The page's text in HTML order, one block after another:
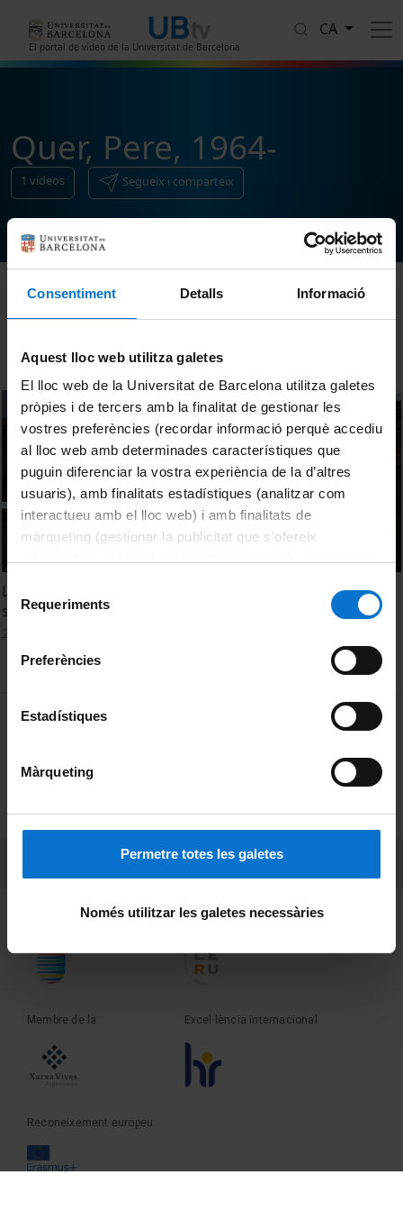
Consentiment Detalls Informació
Aquest lloc web utilitza galetes
El lloc web de la Universitat de Barcelona utilitza galetes
pròpies i de tercers amb la finalitat de gestionar les
vostres preferències (recordar informació perquè accediu
al lloc web amb determinades característiques que
puguin diferenciar la vostra experiència de la d’altres
usuaris), amb finalitats estadístiques (analitzar com
interactueu amb el lloc web) i amb finalitats de
màrqueting (gestionar la publicitat que s’ofereix
consultar laPolítica de galetes del lloc web de la
de Requeriments
Preferències
Estadístiques
Màrqueting
Permetre totes les galetes
Només utilitzar les galetes necessàries
El portal de vídeo de la Universitat de Barcelona
CA
Quer, Pere, 1964-
1 vídeos Segueix i comparteix
Ordenar
La semipresencialitat en el context de la Xarxa Vives:
situació actual i reptes de futur. Segona taula rodona
MENÚ PEU 1
Privadesa i termes
Sobre UBtv
Fundadora de la Membre de la
Membre de la Excel·lència internacional
Reconeixement europeu